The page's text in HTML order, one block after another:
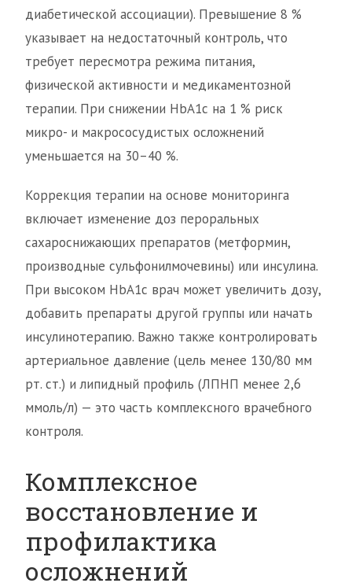
диабетической ассоциации). Превышение 8 %
указывает на недостаточный контроль, что
требует пересмотра режима питания,
физической активности и медикаментозной
терапии. При снижении HbA1c на 1 % риск
микро- и макрососудистых осложнений
уменьшается на 30–40 %.
Коррекция терапии на основе мониторинга
включает изменение доз пероральных
сахароснижающих препаратов (метформин,
производные сульфонилмочевины) или инсулина.
При высоком HbA1c врач может увеличить дозу,
добавить препараты другой группы или начать
инсулинотерапию. Важно также контролировать
артериальное давление (цель менее 130/80 мм
рт. ст.) и липидный профиль (ЛПНП менее 2,6
ммоль/л) — это часть комплексного врачебного
контроля.
Комплексное
восстановление и
профилактика
осложнений